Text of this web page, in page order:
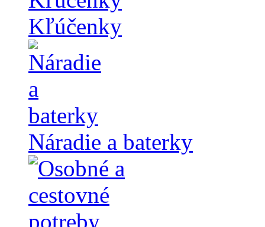
Kľúčenky
Náradie a baterky